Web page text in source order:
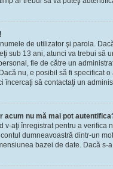
de utilizator şi parola.
sub 13 ani, atunci va trebui
fie de către un
nu, e posibil să fi specificat
încercaţi să contactaţi un
acum nu mă mai pot
v-aţi înregistrat pentru a
dumneavoastră dintr-un
bazei de date. Dacă